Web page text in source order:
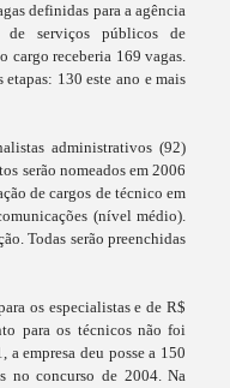
definidas para a agência
de serviços públicos de
cargo receberia 169 vagas.
etapas: 130 este ano e mais
administrativos (92)
serão nomeados em 2006
de cargos de técnico em
(nível médio).
Todas serão preenchidas
os especialistas e de R$
para os técnicos não foi
empresa deu posse a 150
no concurso de 2004. Na